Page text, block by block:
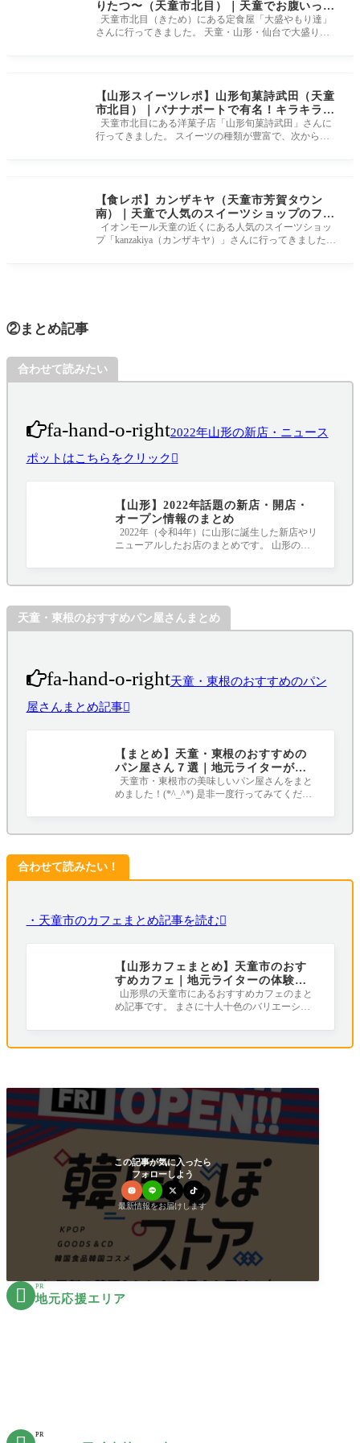
りたつ〜（天童市北目）｜天童でお腹いっぱ
い食べるならココ！ジューシー唐揚げがおス
スメ。
天童市北目（きため）にある定食屋「大盛やもり達」
さんに行ってきました。 天童・山形・仙台で大盛り定
【山形スイーツレポ】山形旬菓詩武田（天童
市北目）｜バナナボートで有名！キラキラス
イーツが出迎えてくれる人気店
天童市北目にある洋菓子店「山形旬菓詩武田」さんに
行ってきました。 スイーツの種類が豊富で、次から次
【食レポ】カンザキヤ（天童市芳賀タウン
南）｜天童で人気のスイーツショップのフル
ーツサンド
イオンモール天童の近くにある人気のスイーツショッ
プ「kanzakiya（カンザキヤ）」さんに行ってきました！
②まとめ記事
合わせて読みたい
fa-hand-o-right2022年山形の新店・ニュース
ポットはこちらをクリック
【山形】2022年話題の新店・開店・
オープン情報のまとめ
2022年（令和4年）に山形に誕生した新店やリ
ニューアルしたお店のまとめです。 山形のニ
天童・東根のおすすめパン屋さんまとめ
fa-hand-o-right天童・東根のおすすめのパン
屋さんまとめ記事
【まとめ】天童・東根のおすすめの
パン屋さん７選｜地元ライターがす
べて行ってみました！
天童市・東根市の美味しいパン屋さんをまと
めました！(*^_^*) 是非一度行ってみてくださ
合わせて読みたい！
・天童市のカフェまとめ記事を読む
【山形カフェまとめ】天童市のおす
すめカフェ｜地元ライターの体験レ
ポ付き
山形県の天童市にあるおすすめカフェのまと
め記事です。 まさに十人十色のバリエーショ
この記事が気に入ったら
フォローしよう
最新情報をお届けします
 PR
地元応援エリア
PR